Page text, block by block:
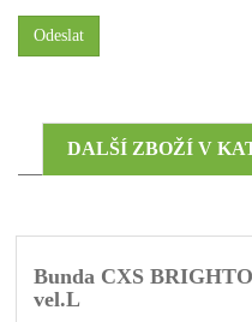
Odeslat
DALŠÍ ZBOŽÍ V
Bunda CXS
vel.L